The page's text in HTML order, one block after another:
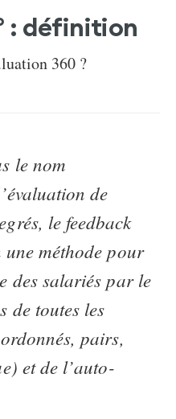
: définition
360 ?
le nom
de
le feedback
méthode pour
des salariés par le
de toutes les
pairs,
et de l’auto-